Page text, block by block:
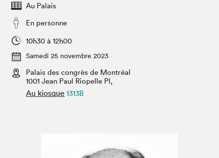
Espace exposant⋅e⋅s
Espace enseignant·e·s
Espace médias
SLM PRO
Salon dans la ville et en ligne
Projets partenaires
Au Palais
En personne
10h30 à 12h00
Samedi 25 novembre 2023
Palais des congrès de Montréal
1001 Jean Paul Riopelle Pl,
Au kiosque 1313B